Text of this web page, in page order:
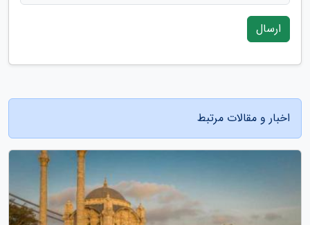
ارسال
اخبار و مقالات مرتبط